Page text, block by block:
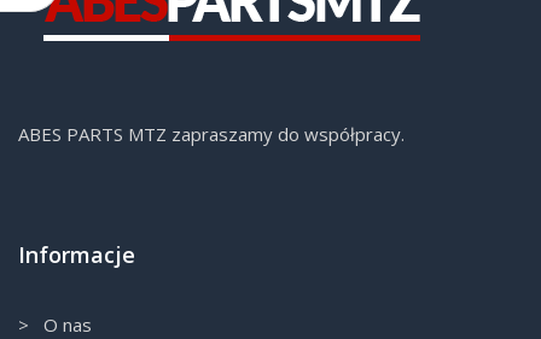
ABES PARTS MTZ zapraszamy do współpracy.
Informacje
> O nas